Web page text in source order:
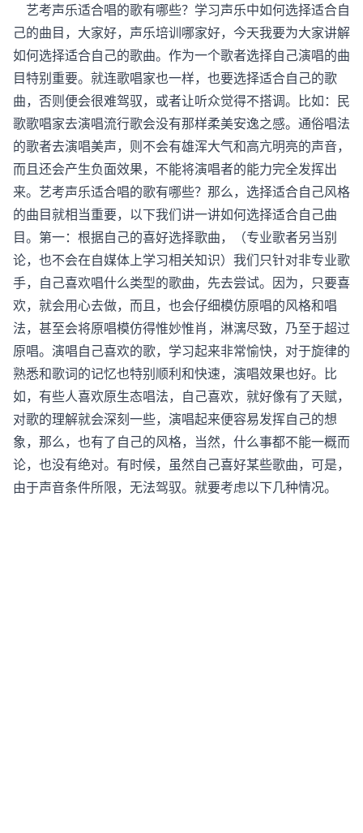
艺考声乐适合唱的歌有哪些？学习声乐中如何选择适合自
己的曲目，大家好， 声乐培训哪家好，今天我要为大家讲解
如何选择适合自己的歌曲。作为一个歌者选择自己演唱的曲
目特别重要。就连歌唱家也一样，也要选择适合自己的歌
曲，否则便会很难驾驭，或者让听众觉得不搭调。比如：民
歌歌唱家去演唱流行歌会没有那样柔美安逸之感。通俗唱法
的歌者去演唱美声，则不会有雄浑大气和高亢明亮的声音，
而且还会产生负面效果，不能将演唱者的能力完全发挥出
来。艺考声乐适合唱的歌有哪些？那么，选择适合自己风格
的曲目就相当重要，以下我们讲一讲如何选择适合自己曲
目。第一：根据自己的喜好选择歌曲，（专业歌者另当别
论，也不会在自媒体上学习相关知识）我们只针对非专业歌
手，自己喜欢唱什么类型的歌曲，先去尝试。因为，只要喜
欢，就会用心去做，而且，也会仔细模仿原唱的风格和唱
法，甚至会将原唱模仿得惟妙惟肖，淋漓尽致，乃至于超过
原唱。演唱自己喜欢的歌，学习起来非常愉快，对于旋律的
熟悉和歌词的记忆也特别顺利和快速，演唱效果也好。比
如，有些人喜欢原生态唱法，自己喜欢，就好像有了天赋，
对歌的理解就会深刻一些，演唱起来便容易发挥自己的想
象，那么，也有了自己的风格，当然，什么事都不能一概而
论，也没有绝对。有时候，虽然自己喜好某些歌曲，可是，
由于声音条件所限，无法驾驭。就要考虑以下几种情况。